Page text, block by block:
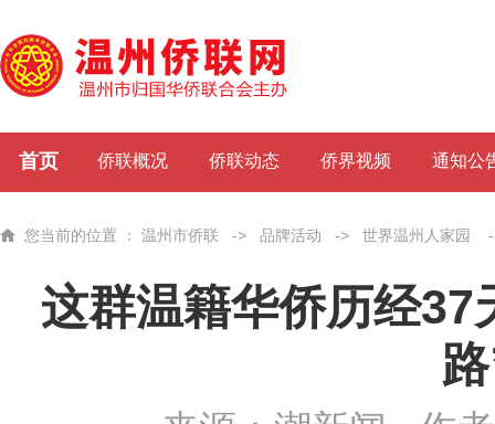
首页 侨联概况 侨联动态 侨界视频 通知公
您当前的位置 ： 温州市侨联 -> 品牌活动 -> 世界温州人家园
这群温籍华侨历经37